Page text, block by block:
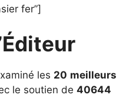
fer”]
les 20 meilleurs
le soutien de 40644